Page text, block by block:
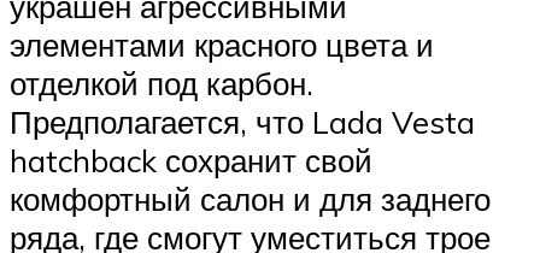
элементами красного цвета и
отделкой под карбон.
Предполагается, что Lada Vesta
hatchback сохранит свой
комфортный салон и для заднего
ряда, где смогут уместиться трое